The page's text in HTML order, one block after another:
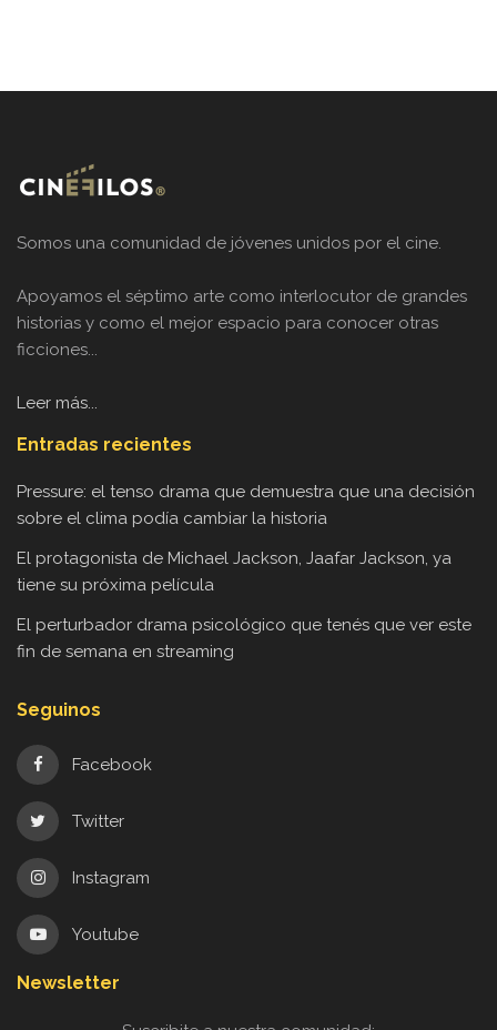
Somos una comunidad de jóvenes unidos por el cine.
Apoyamos el séptimo arte como interlocutor de grandes
historias y como el mejor espacio para conocer otras
ficciones...
Leer más...
Entradas recientes
Pressure: el tenso drama que demuestra que una decisión
sobre el clima podía cambiar la historia
El protagonista de Michael Jackson, Jaafar Jackson, ya
tiene su próxima película
El perturbador drama psicológico que tenés que ver este
fin de semana en streaming
Seguinos
Facebook
Twitter
Instagram
Youtube
Newsletter